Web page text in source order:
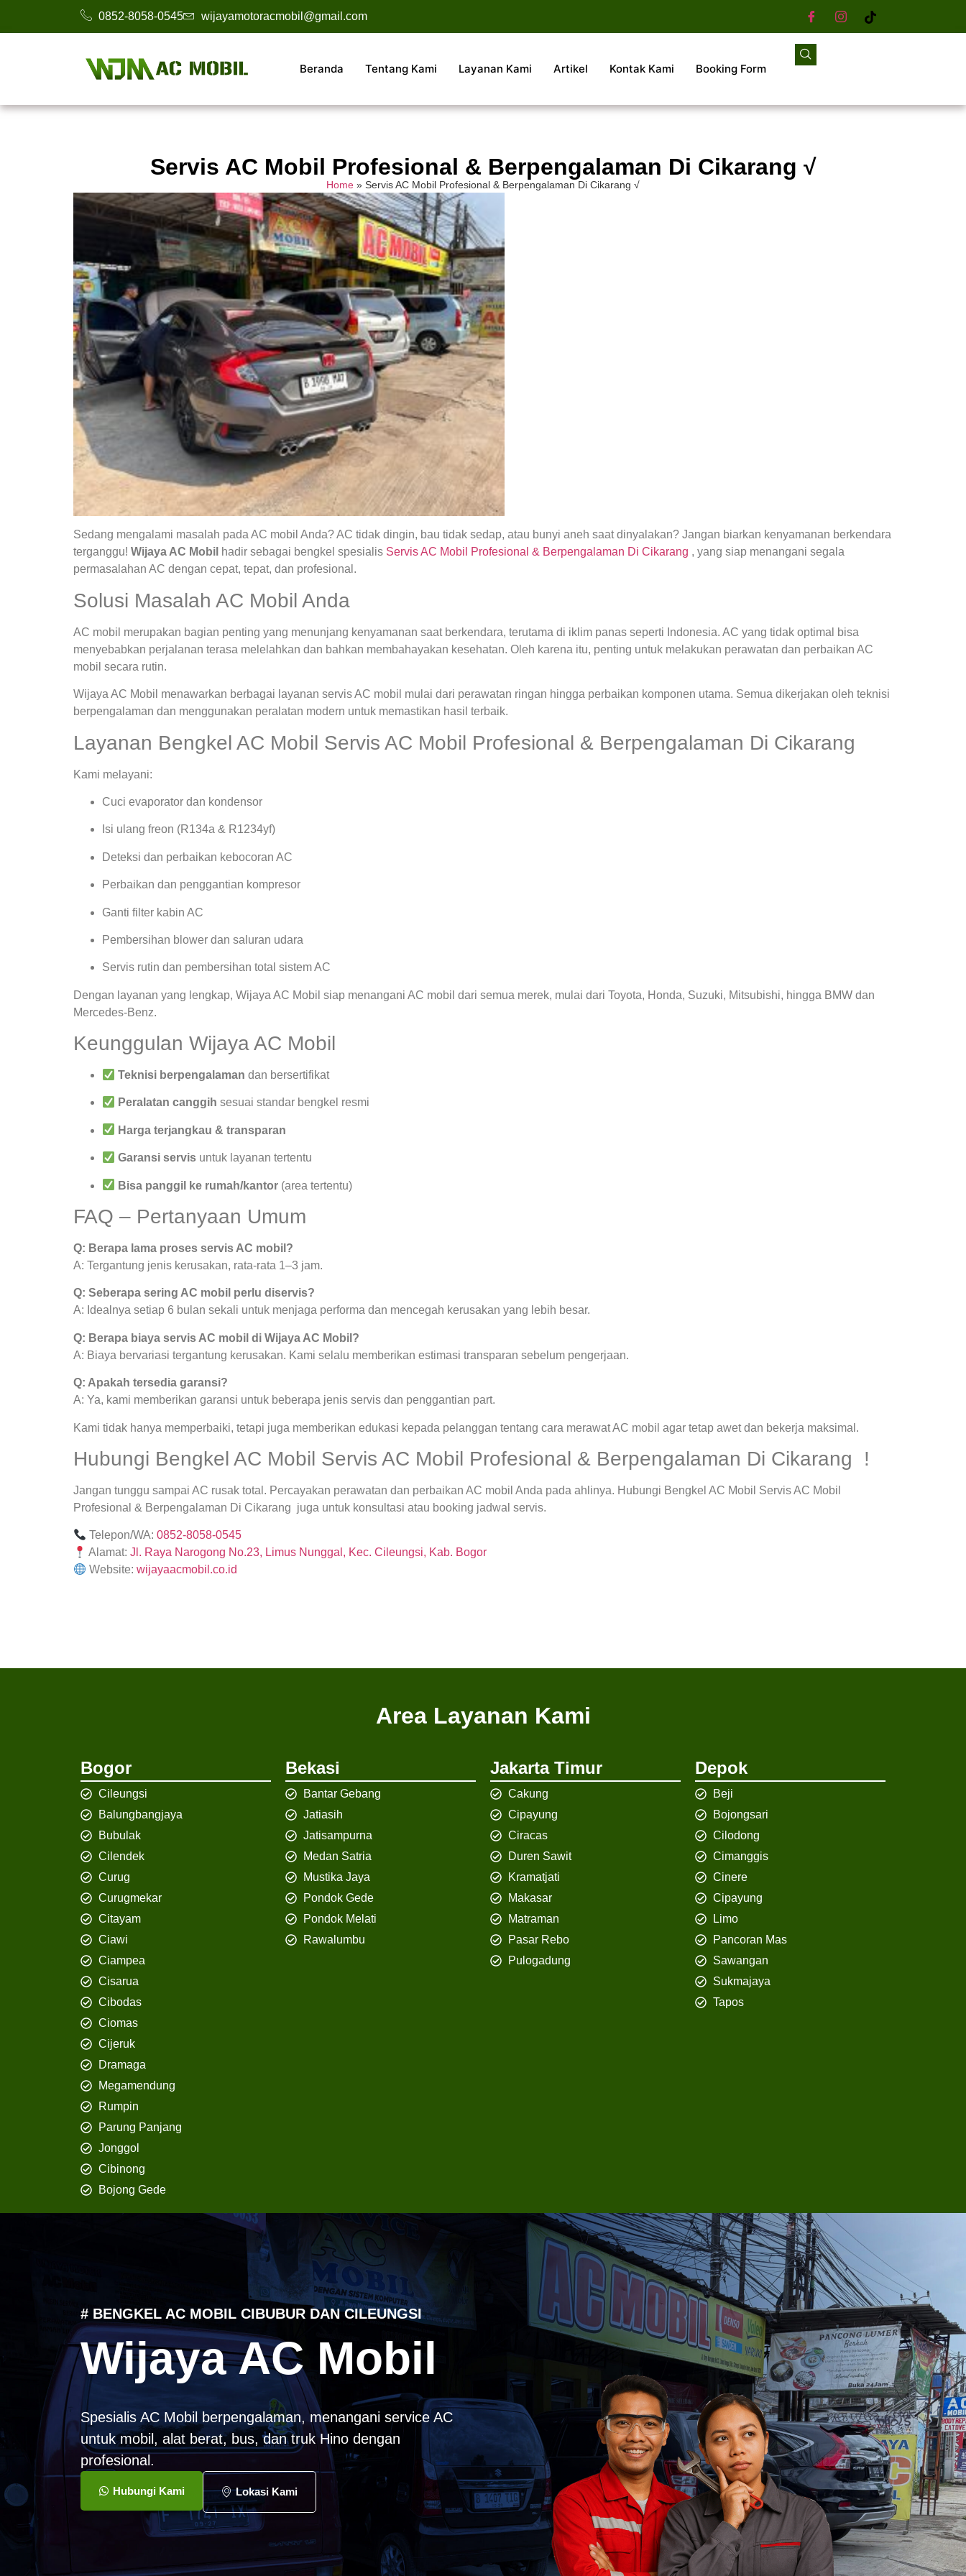
0852-8058-0545 wijayamotoracmobil@gmail.com
Beranda Tentang Kami Layanan Kami Artikel Kontak Kami Booking Form
Servis AC Mobil Profesional & Berpengalaman Di Cikarang √
Home » Servis AC Mobil Profesional & Berpengalaman Di Cikarang √
Sedang mengalami masalah pada AC mobil Anda? AC tidak dingin, bau tidak sedap, atau bunyi aneh saat dinyalakan? Jangan biarkan kenyamanan berkendara
terganggu! Wijaya AC Mobil hadir sebagai bengkel spesialis Servis AC Mobil Profesional & Berpengalaman Di Cikarang , yang siap menangani segala
permasalahan AC dengan cepat, tepat, dan profesional.
Solusi Masalah AC Mobil Anda
AC mobil merupakan bagian penting yang menunjang kenyamanan saat berkendara, terutama di iklim panas seperti Indonesia. AC yang tidak optimal bisa
menyebabkan perjalanan terasa melelahkan dan bahkan membahayakan kesehatan. Oleh karena itu, penting untuk melakukan perawatan dan perbaikan AC
mobil secara rutin.
Wijaya AC Mobil menawarkan berbagai layanan servis AC mobil mulai dari perawatan ringan hingga perbaikan komponen utama. Semua dikerjakan oleh teknisi
berpengalaman dan menggunakan peralatan modern untuk memastikan hasil terbaik.
Layanan Bengkel AC Mobil Servis AC Mobil Profesional & Berpengalaman Di Cikarang
Kami melayani:
Cuci evaporator dan kondensor
Isi ulang freon (R134a & R1234yf)
Deteksi dan perbaikan kebocoran AC
Perbaikan dan penggantian kompresor
Ganti filter kabin AC
Pembersihan blower dan saluran udara
Servis rutin dan pembersihan total sistem AC
Dengan layanan yang lengkap, Wijaya AC Mobil siap menangani AC mobil dari semua merek, mulai dari Toyota, Honda, Suzuki, Mitsubishi, hingga BMW dan
Mercedes-Benz.
Keunggulan Wijaya AC Mobil
Teknisi berpengalaman dan bersertifikat
Peralatan canggih sesuai standar bengkel resmi
Harga terjangkau & transparan
Garansi servis untuk layanan tertentu
Bisa panggil ke rumah/kantor (area tertentu)
FAQ – Pertanyaan Umum
Q: Berapa lama proses servis AC mobil?
A: Tergantung jenis kerusakan, rata-rata 1–3 jam.
Q: Seberapa sering AC mobil perlu diservis?
A: Idealnya setiap 6 bulan sekali untuk menjaga performa dan mencegah kerusakan yang lebih besar.
Q: Berapa biaya servis AC mobil di Wijaya AC Mobil?
A: Biaya bervariasi tergantung kerusakan. Kami selalu memberikan estimasi transparan sebelum pengerjaan.
Q: Apakah tersedia garansi?
A: Ya, kami memberikan garansi untuk beberapa jenis servis dan penggantian part.
Kami tidak hanya memperbaiki, tetapi juga memberikan edukasi kepada pelanggan tentang cara merawat AC mobil agar tetap awet dan bekerja maksimal.
Hubungi Bengkel AC Mobil Servis AC Mobil Profesional & Berpengalaman Di Cikarang !
Jangan tunggu sampai AC rusak total. Percayakan perawatan dan perbaikan AC mobil Anda pada ahlinya. Hubungi Bengkel AC Mobil Servis AC Mobil
Profesional & Berpengalaman Di Cikarang juga untuk konsultasi atau booking jadwal servis.
Telepon/WA:0852-8058-0545
Alamat:Jl. Raya Narogong No.23, Limus Nunggal, Kec. Cileungsi, Kab. Bogor
Website:wijayaacmobil.co.id
Area Layanan Kami
Bogor
Cileungsi
Balungbangjaya
Bubulak
Cilendek
Curug
Curugmekar
Citayam
Ciawi
Ciampea
Cisarua
Cibodas
Ciomas
Cijeruk
Dramaga
Megamendung
Rumpin
Parung Panjang
Jonggol
Cibinong
Bojong Gede
Bekasi
Bantar Gebang
Jatiasih
Jatisampurna
Medan Satria
Mustika Jaya
Pondok Gede
Pondok Melati
Rawalumbu
Jakarta Timur
Cakung
Cipayung
Ciracas
Duren Sawit
Kramatjati
Makasar
Matraman
Pasar Rebo
Pulogadung
Depok
Beji
Bojongsari
Cilodong
Cimanggis
Cinere
Cipayung
Limo
Pancoran Mas
Sawangan
Sukmajaya
Tapos
# BENGKEL AC MOBIL CIBUBUR DAN CILEUNGSI
Wijaya AC Mobil
Spesialis AC Mobil berpengalaman, menangani service AC
untuk mobil, alat berat, bus, dan truk Hino dengan
profesional.
Hubungi Kami Lokasi Kami